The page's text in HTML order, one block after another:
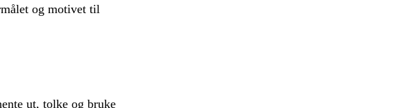
og motivet til
ut, tolke og bruke